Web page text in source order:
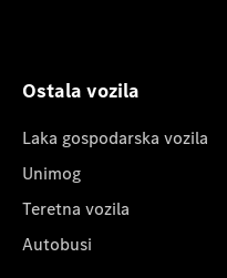
Ostala vozila
Laka gospodarska vozila
Unimog
Teretna vozila
Autobusi